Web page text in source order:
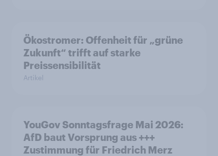
Ökostromer: Offenheit für „grüne
Zukunft“ trifft auf starke
Preissensibilität
Artikel
YouGov Sonntagsfrage Mai 2026:
AfD baut Vorsprung aus +++
Zustimmung für Friedrich Merz